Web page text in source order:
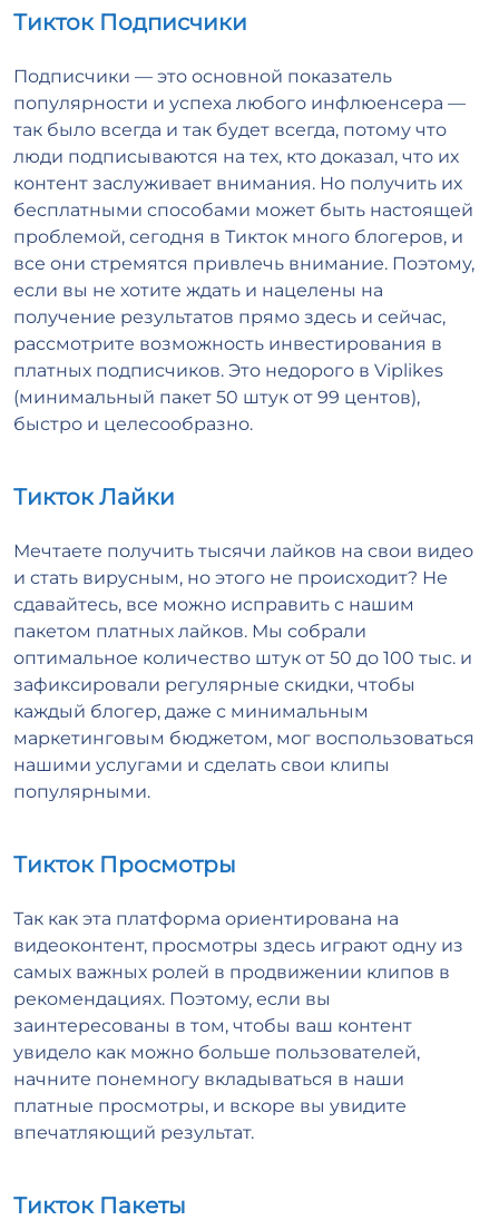
Тикток Подписчики
Подписчики — это основной показатель
популярности и успеха любого инфлюенсера —
так было всегда и так будет всегда, потому что
люди подписываются на тех, кто доказал, что их
контент заслуживает внимания. Но получить их
бесплатными способами может быть настоящей
проблемой, сегодня в Тикток много блогеров, и
все они стремятся привлечь внимание. Поэтому,
если вы не хотите ждать и нацелены на
получение результатов прямо здесь и сейчас,
рассмотрите возможность инвестирования в
платных подписчиков. Это недорого в Viplikes
(минимальный пакет 50 штук от 99 центов),
быстро и целесообразно.
Тикток Лайки
Мечтаете получить тысячи лайков на свои видео
и стать вирусным, но этого не происходит? Не
сдавайтесь, все можно исправить с нашим
пакетом платных лайков. Мы собрали
оптимальное количество штук от 50 до 100 тыс. и
зафиксировали регулярные скидки, чтобы
каждый блогер, даже с минимальным
маркетинговым бюджетом, мог воспользоваться
нашими услугами и сделать свои клипы
популярными.
Тикток Просмотры
Так как эта платформа ориентирована на
видеоконтент, просмотры здесь играют одну из
самых важных ролей в продвижении клипов в
рекомендациях. Поэтому, если вы
заинтересованы в том, чтобы ваш контент
увидело как можно больше пользователей,
начните понемногу вкладываться в наши
платные просмотры, и вскоре вы увидите
впечатляющий результат.
Тикток Пакеты